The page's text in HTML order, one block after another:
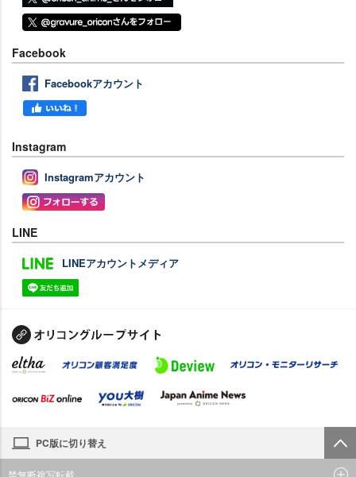
Facebook
Facebookアカウント
Instagram
Instagramアカウント
LINE
LINEアカウントメディア
PC版に切り替え
禁無断複写転載